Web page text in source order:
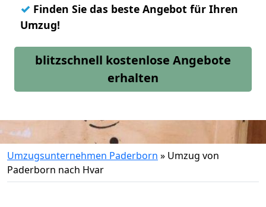
✓ Finden Sie das beste Angebot für Ihren
Umzug!
blitzschnell kostenlose Angebote
erhalten
Umzugsunternehmen Paderborn » Umzug von
Paderborn nach Hvar